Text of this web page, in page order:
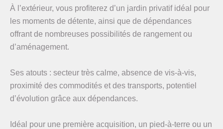
À l’extérieur, vous profiterez d’un jardin privatif idéal pour
les moments de détente, ainsi que de dépendances
offrant de nombreuses possibilités de rangement ou
d’aménagement.
Ses atouts : secteur très calme, absence de vis-à-vis,
proximité des commodités et des transports, potentiel
d’évolution grâce aux dépendances.
Idéal pour une première acquisition, un pied-à-terre ou un